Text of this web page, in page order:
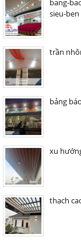
bang-
sieu-ben
trần
bảng
xu
thạch